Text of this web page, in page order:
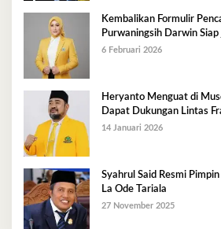
Kembalikan Formulir
Purwaningsih Darwin Siap
Golkar Mubar
6 Februari 2026
Heryanto Menguat di
Dapat Dukungan Lintas
14 Januari 2026
Syahrul Said Resmi
La Ode Tariala
27 November 2025